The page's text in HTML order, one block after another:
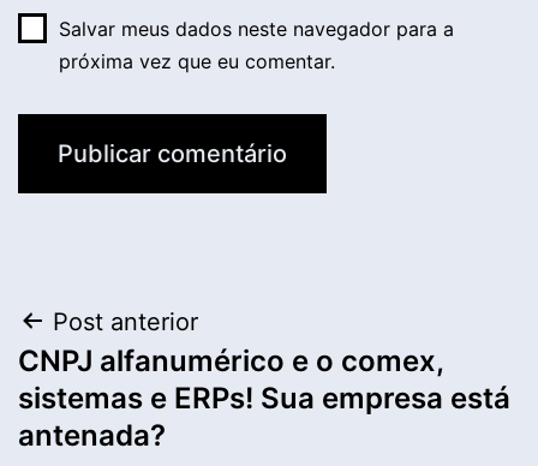
Salvar meus dados neste navegador para a
próxima vez que eu comentar.
Navegação
de
Post
Post anterior
CNPJ alfanumérico e o comex,
sistemas e ERPs! Sua empresa está
antenada?